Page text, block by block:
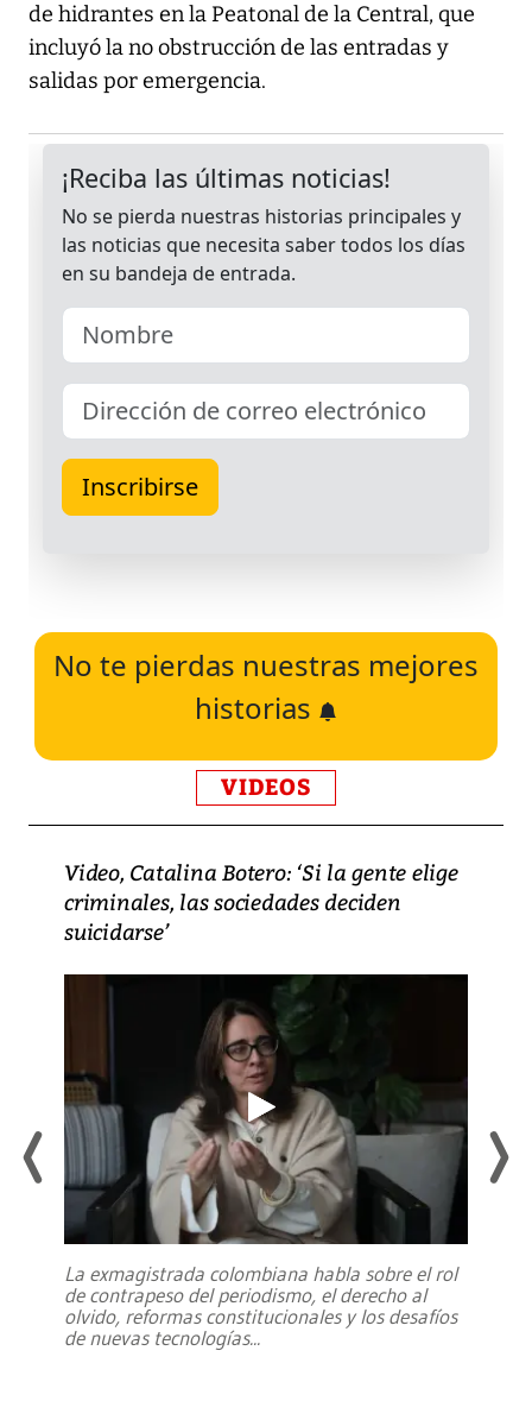
de hidrantes en la Peatonal de la Central, que
incluyó la no obstrucción de las entradas y
salidas por emergencia.
No te pierdas nuestras mejores
historias
VIDEOS
Video, Catalina Botero: ‘Si la gente elige
criminales, las sociedades deciden
suicidarse’
La exmagistrada colombiana habla sobre el rol
de contrapeso del periodismo, el derecho al
olvido, reformas constitucionales y los desafíos
de nuevas tecnologías...